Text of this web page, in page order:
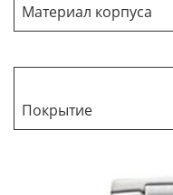
Материал корпуса
Покрытие